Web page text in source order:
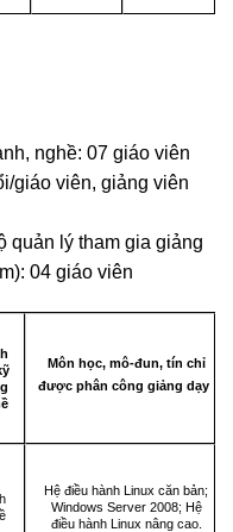
nghề: 07 giáo viên
giáo viên, giảng viên
quản lý tham gia giảng
04 giáo viên
Môn học, mô-đun, tín chỉ
được phân công giảng dạy
Hệ điều hành Linux căn bản;
Windows Server 2008; Hệ
điều hành Linux nâng cao.